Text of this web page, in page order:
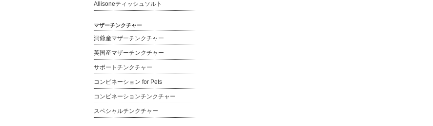
Allisoneティッシュソルト
マザーチンクチャー
洞爺産マザーチンクチャー
英国産マザーチンクチャー
サポートチンクチャー
コンビネーション for Pets
コンビネーションチンクチャー
スペシャルチンクチャー